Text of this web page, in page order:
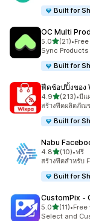
Built for
OC Multi
5.0เต็ม 5 ดาว
(21)
ทั้งหมด 21 รีวิว
•
Sync Products
Built for
ฟีดช้อปปิ้งของ
4.9เต็ม 5 ดาว
(213)
ทั้งหมด 213 รีวิว
•มีแ
สร้างฟีดผลิตภัณ
Built for
Nabu
4.8เต็ม 5 ดาว
(10)
ทั้งหมด 10 รีวิว
•ฟรี
สร้างฟีดสำหรับ
Built for
CustomPix ‑
5.0เต็ม 5 ดาว
(11)
ทั้งหมด 11 รีวิว
•
Select and